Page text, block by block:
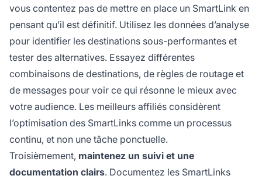
vous contentez pas de mettre en place un SmartLink en
pensant qu’il est définitif. Utilisez les données d’analyse
pour identifier les destinations sous-performantes et
tester des alternatives. Essayez différentes
combinaisons de destinations, de règles de routage et
de messages pour voir ce qui résonne le mieux avec
votre audience. Les meilleurs affiliés considèrent
l’optimisation des SmartLinks comme un processus
continu, et non une tâche ponctuelle.
Troisièmement, maintenez un suivi et une
documentation clairs. Documentez les SmartLinks